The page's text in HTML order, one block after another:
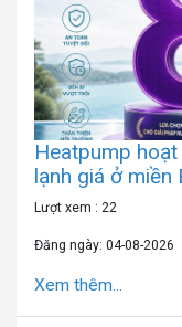
Heatpump
lạnh giá ở miền
Lượt xem : 22
Đăng ngày: 04-08-2026
Xem thêm...